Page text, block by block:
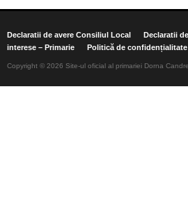
Declaratii de avere Consiliul Local Declaratii
interese – Primarie
Politică de confidențialitate
Copyright © 2026 Site-ul oficial al primariei Dorna